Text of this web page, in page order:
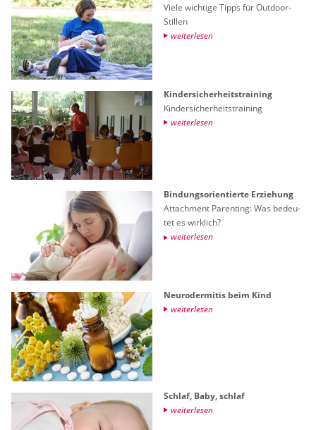
Viele wich­ti­ge Tipps für Out­door-
Stil­len
wei­ter­le­sen
Kin­der­si­cher­heits­trai­ning
Kin­der­si­cher­heits­trai­ning
wei­ter­le­sen
Bin­dungs­ori­en­tier­te Er­zie­hung
At­tach­ment Par­en­ting: Was be­deu­
tet es wirk­lich?
wei­ter­le­sen
Neu­ro­der­mi­tis beim Kind
wei­ter­le­sen
Schlaf, Baby, schlaf
wei­ter­le­sen